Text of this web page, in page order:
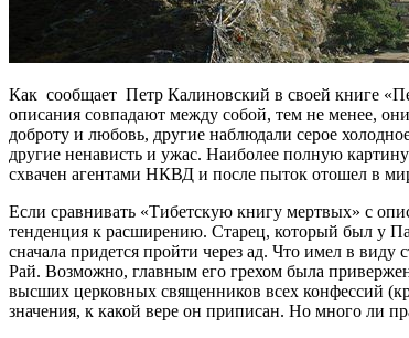
Как сообщает Петр Калиновский в своей книге
описания совпадают между собой, тем не менее,
доброту и любовь, другие наблюдали серое
другие ненависть и ужас. Наиболее полную
схвачен агентами НКВД и после пыток отошел в
Если сравнивать «Тибетскую книгу мертвых» с
тенденция к расширению. Старец, который был у
сначала придется пройти через ад. Что имел в
Рай. Возможно, главным его грехом была
высших церковных священников всех конфессий
значения, к какой вере он приписан. Но много ли